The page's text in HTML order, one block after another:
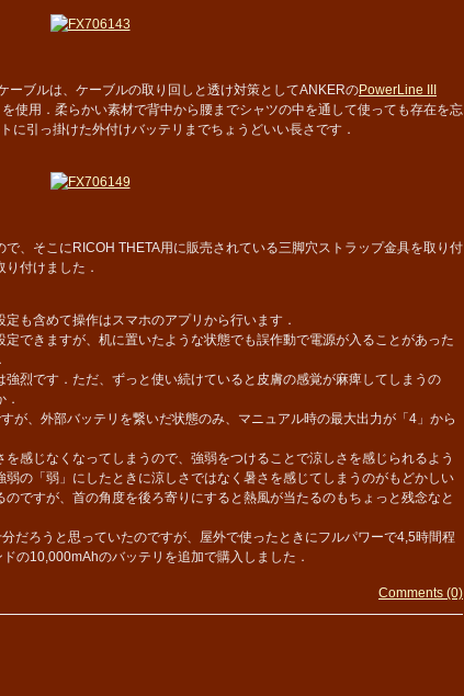
ブルは、ケーブルの取り回しと透け対策としてANKERのPowerLine III
使用．柔らかい素材で背中から腰までシャツの中を通して使っても存在を忘
に引っ掛けた外付けバッテリまでちょうどいい長さです．
、そこにRICOH THETA用に販売されている三脚穴ストラップ金具を取り付
付けました．
も含めて操作はスマホのアプリから行います．
できますが、机に置いたような状態でも誤作動で電源が入ることがあった
烈です．ただ、ずっと使い続けていると皮膚の感覚が麻痺してしまうの
が、外部バッテリを繋いだ状態のみ、マニュアル時の最大出力が「4」から
感じなくなってしまうので、強弱をつけることで涼しさを感じられるよう
の「弱」にしたときに涼しさではなく暑さを感じてしまうのがもどかしい
ですが、首の角度を後ろ寄りにすると熱風が当たるのもちょっと残念なと
だろうと思っていたのですが、屋外で使ったときにフルパワーで4,5時間程
の10,000mAhのバッテリを追加で購入しました．
Comments (0)